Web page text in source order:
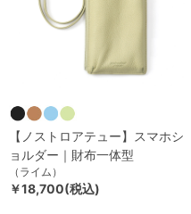
【ノストロアテュー】スマホシ
ョルダー｜財布一体型
（ライム）
￥18,700(税込)